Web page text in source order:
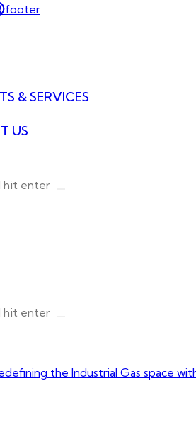
footer
& SERVICES
US
the Industrial Gas space